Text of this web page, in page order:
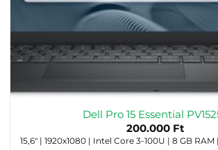
Dell Pro 15 Essential
200.000 Ft
15,6" | 1920x1080 | Intel Core 3-100U | 8 GB RAM